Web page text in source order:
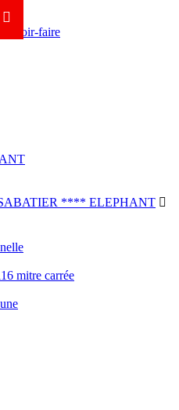

Savoir-faire
**** ELEPHANT 
mitre carrée